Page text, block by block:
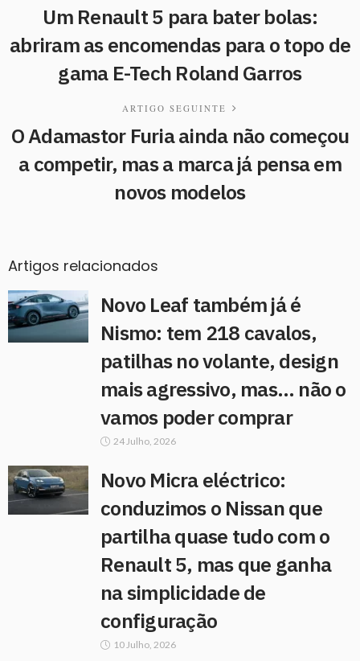
Um Renault 5 para bater bolas:
abriram as encomendas para o topo de
gama E-Tech Roland Garros
ARTIGO SEGUINTE
O Adamastor Furia ainda não começou
a competir, mas a marca já pensa em
novos modelos
Artigos relacionados
Novo Leaf também já é
Nismo: tem 218 cavalos,
patilhas no volante, design
mais agressivo, mas… não o
vamos poder comprar
24 Julho, 2026
Novo Micra eléctrico:
conduzimos o Nissan que
partilha quase tudo com o
Renault 5, mas que ganha
na simplicidade de
configuração
10 Julho, 2026